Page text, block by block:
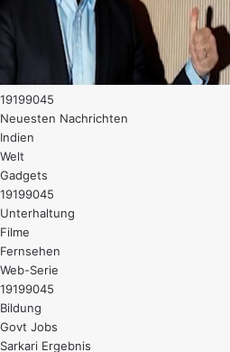
19199045
Neuesten Nachrichten
Indien
Welt
Gadgets
19199045
Unterhaltung
Filme
Fernsehen
Web-Serie
19199045
Bildung
Govt Jobs
Sarkari Ergebnis